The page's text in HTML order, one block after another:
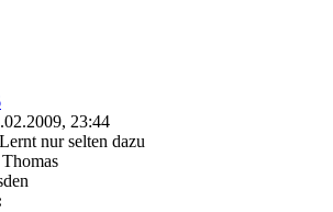
23:44
Lernt nur selten dazu
Thomas